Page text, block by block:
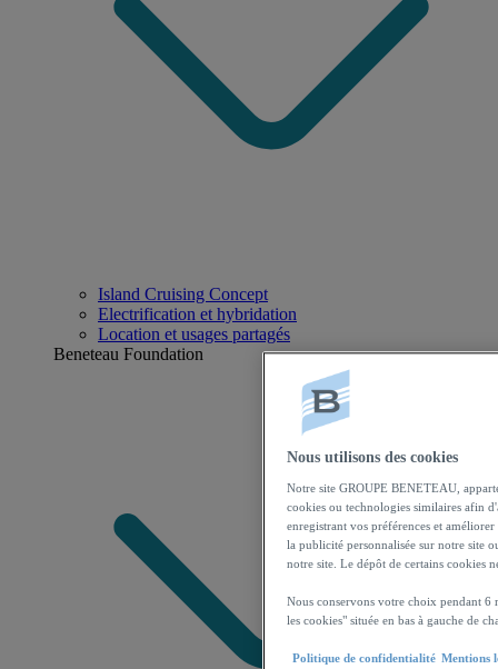
Island Cruising Concept
Electrification et hybridation
Location et usages partagés
Beneteau Foundation
Nous utilisons des cookies
Notre site GROUPE BENETEAU,
cookies ou technologies similaires afin
enregistrant vos préférences et
la publicité personnalisée sur notre site
notre site. Le dépôt de certains cookies
Nous conservons votre choix pendant 6
les cookies" située en bas à gauche de
Politique de confidentialité Mentions